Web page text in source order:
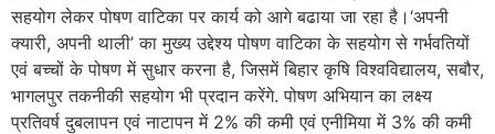
सहयोग लेकर पोषण वाटिका पर कार्य को आगे बढाया जा रहा है।‘अपनी
क्यारी, अपनी थाली’ का मुख्य उद्देश्य पोषण वाटिका के सहयोग से गर्भवतियों
एवं बच्चों के पोषण में सुधार करना है, जिसमें बिहार कृषि विश्वविद्यालय, सबौर,
भागलपुर तकनीकी सहयोग भी प्रदान करेंगे. पोषण अभियान का लक्ष्य
प्रतिवर्ष दुबलापन एवं नाटापन में 2% की कमी एवं एनीमिया में 3% की कमी